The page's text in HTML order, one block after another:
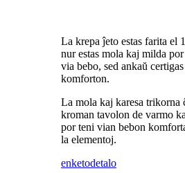
La krepa ĵeto estas farita el
nur estas mola kaj milda
via bebo, sed ankaŭ
komforton.
La mola kaj karesa trikorna
kroman tavolon de varmo
por teni vian bebon
la elementoj.
enketodetalo